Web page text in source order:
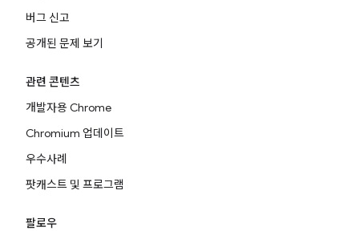
버그 신고
공개된 문제 보기
관련 콘텐츠
개발자용 Chrome
Chromium 업데이트
우수사례
팟캐스트 및 프로그램
팔로우